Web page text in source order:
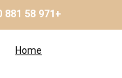
+971 58 881 2020
Home